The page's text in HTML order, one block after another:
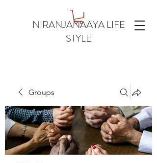
NIRANJANAAYA LIFE
STYLE
Groups